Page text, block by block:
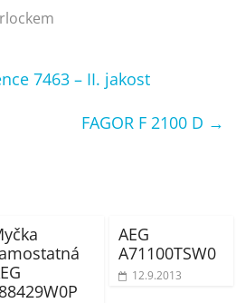
7463 – II. jakost
FAGOR F 2100 D →
AEG
A71100TSW0
12.9.2013